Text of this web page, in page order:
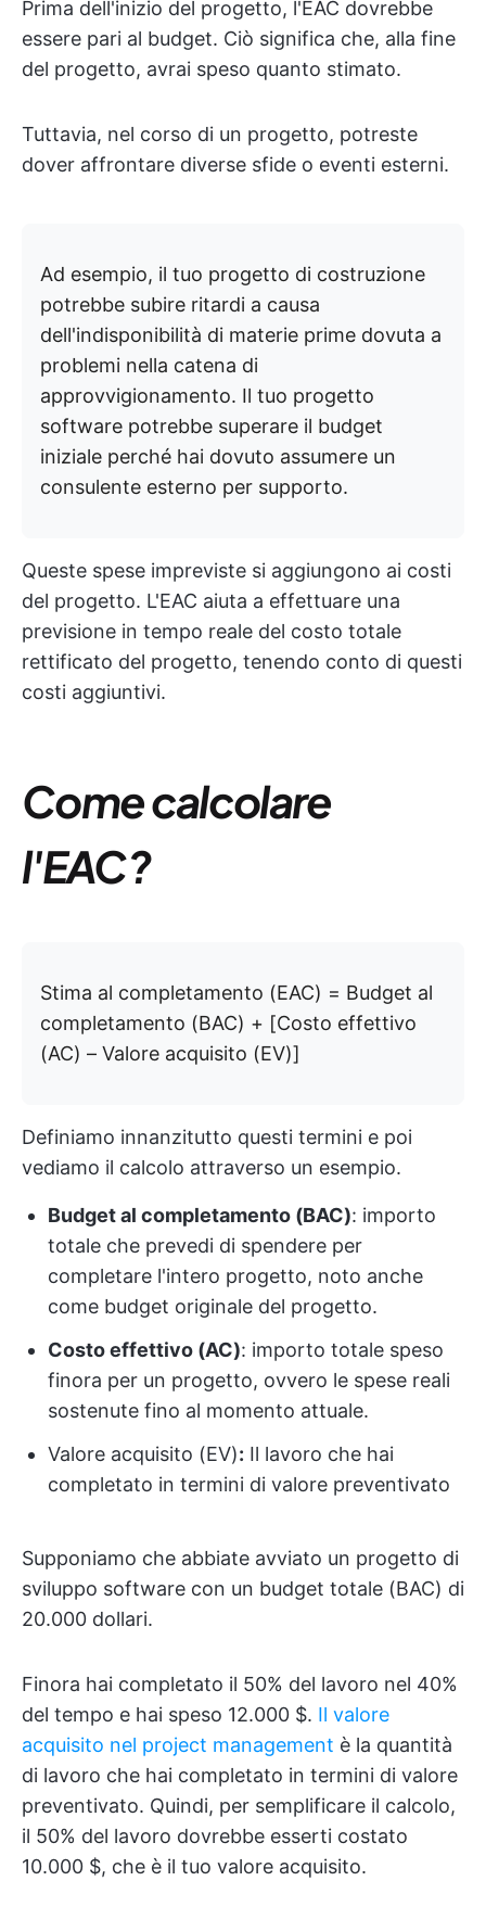
Prima dell'inizio del progetto, l'EAC dovrebbe
essere pari al budget. Ciò significa che, alla fine
del progetto, avrai speso quanto stimato.
Tuttavia, nel corso di un progetto, potreste
dover affrontare diverse sfide o eventi esterni.
Ad esempio, il tuo progetto di costruzione
potrebbe subire ritardi a causa
dell'indisponibilità di materie prime dovuta a
problemi nella catena di
approvvigionamento. Il tuo progetto
software potrebbe superare il budget
iniziale perché hai dovuto assumere un
consulente esterno per supporto.
Queste spese impreviste si aggiungono ai costi
del progetto. L'EAC aiuta a effettuare una
previsione in tempo reale del costo totale
rettificato del progetto, tenendo conto di questi
costi aggiuntivi.
Come calcolare
l'EAC?
Stima al completamento (EAC) = Budget al
completamento (BAC) + [Costo effettivo
(AC) – Valore acquisito (EV)]
Definiamo innanzitutto questi termini e poi
vediamo il calcolo attraverso un esempio.
Budget al completamento (BAC): importo
totale che prevedi di spendere per
completare l'intero progetto, noto anche
come budget originale del progetto.
Costo effettivo (AC): importo totale speso
finora per un progetto, ovvero le spese reali
sostenute fino al momento attuale.
Valore acquisito (EV): Il lavoro che hai
completato in termini di valore preventivato
Supponiamo che abbiate avviato un progetto di
sviluppo software con un budget totale (BAC) di
20.000 dollari.
Finora hai completato il 50% del lavoro nel 40%
del tempo e hai speso 12.000 $. Il valore
acquisito nel project management è la quantità
di lavoro che hai completato in termini di valore
preventivato. Quindi, per semplificare il calcolo,
il 50% del lavoro dovrebbe esserti costato
10.000 $, che è il tuo valore acquisito.